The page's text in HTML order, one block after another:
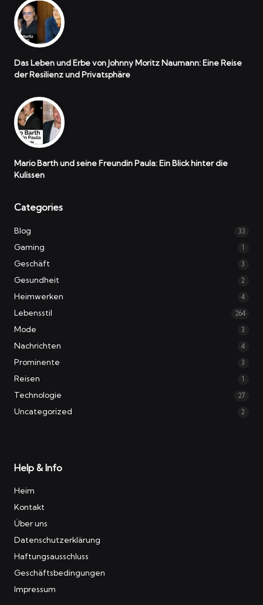
Das Leben und Erbe von Johnny Moritz Naumann: Eine Reise
der Resilienz und Privatsphäre
Mario Barth und seine Freundin Paula: Ein Blick hinter die
Kulissen
Categories
Blog 33
Gaming 1
Geschäft 3
Gesundheit 2
Heimwerken 4
Lebensstil 264
Mode 3
Nachrichten 4
Prominente 3
Reisen 1
Technologie 27
Uncategorized 2
Help & Info
Heim
Kontakt
Über uns
Datenschutzerklärung
Haftungsausschluss
Geschäftsbedingungen
Impressum